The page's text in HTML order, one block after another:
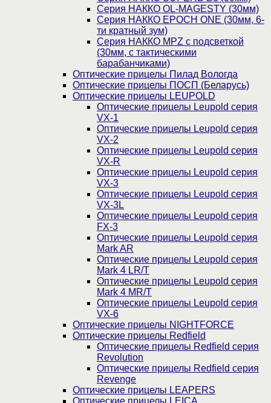
Серия НАККО OL-MAGESTY (30мм)
Серия НАККО EPOCH ONE (30мм, 6-
ти кратный зум)
Серия НАККО MPZ с подсветкой
(30мм, c тактическими
барабанчиками)
Оптические прицелы Пилад Вологда
Оптические прицелы ПОСП (Беларусь)
Оптические прицелы LEUPOLD
Оптические прицелы Leupold серия
VX-1
Оптические прицелы Leupold серия
VX-2
Оптические прицелы Leupold серия
VX-R
Оптические прицелы Leupold серия
VX-3
Оптические прицелы Leupold серия
VX-3L
Оптические прицелы Leupold серия
FX-3
Оптические прицелы Leupold серия
Mark AR
Оптические прицелы Leupold серия
Mark 4 LR/T
Оптические прицелы Leupold серия
Mark 4 MR/T
Оптические прицелы Leupold серия
VX-6
Оптические прицелы NIGHTFORCE
Оптические прицелы Redfield
Оптические прицелы Redfield серия
Revolution
Оптические прицелы Redfield серия
Revenge
Оптические прицелы LEAPERS